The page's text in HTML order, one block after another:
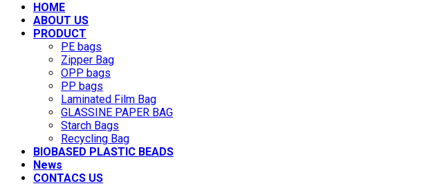
HOME
ABOUT US
PRODUCT
PE bags
Zipper Bag
OPP bags
PP bags
Laminated Film Bag
GLASSINE PAPER BAG
Starch Bags
Recycling Bag
BIOBASED PLASTIC BEADS
News
CONTACS US